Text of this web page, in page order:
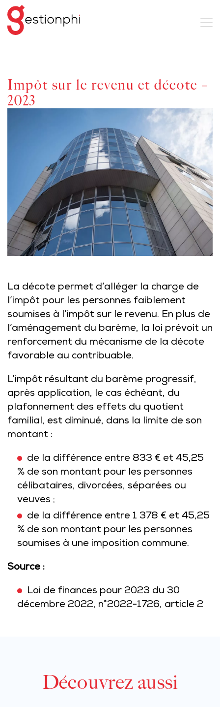
Impôt sur le revenu et décote –
2023
La décote permet d’alléger la charge de
l’impôt pour les personnes faiblement
soumises à l’impôt sur le revenu. En plus de
l’aménagement du barème, la loi prévoit un
renforcement du mécanisme de la décote
favorable au contribuable.
L’impôt résultant du barème progressif,
après application, le cas échéant, du
plafonnement des effets du quotient
familial, est diminué, dans la limite de son
montant :
de la différence entre 833 € et 45,25
% de son montant pour les personnes
célibataires, divorcées, séparées ou
veuves ;
de la différence entre 1 378 € et 45,25
% de son montant pour les personnes
soumises à une imposition commune.
Source :
Loi de finances pour 2023 du 30
décembre 2022, n°2022-1726, article 2
Découvrez aussi